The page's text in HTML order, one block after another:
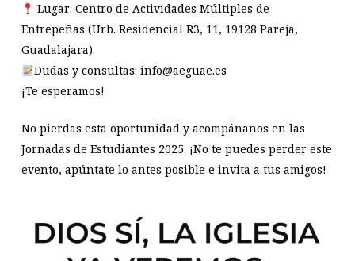
Lugar: Centro de Actividades Múltiples de
Entrepeñas (Urb. Residencial R3, 11, 19128 Pareja,
Guadalajara).
Dudas y consultas: info@aeguae.es
¡Te esperamos!
No pierdas esta oportunidad y acompáñanos en las
Jornadas de Estudiantes 2025. ¡No te puedes perder este
evento, apúntate lo antes posible e invita a tus amigos!